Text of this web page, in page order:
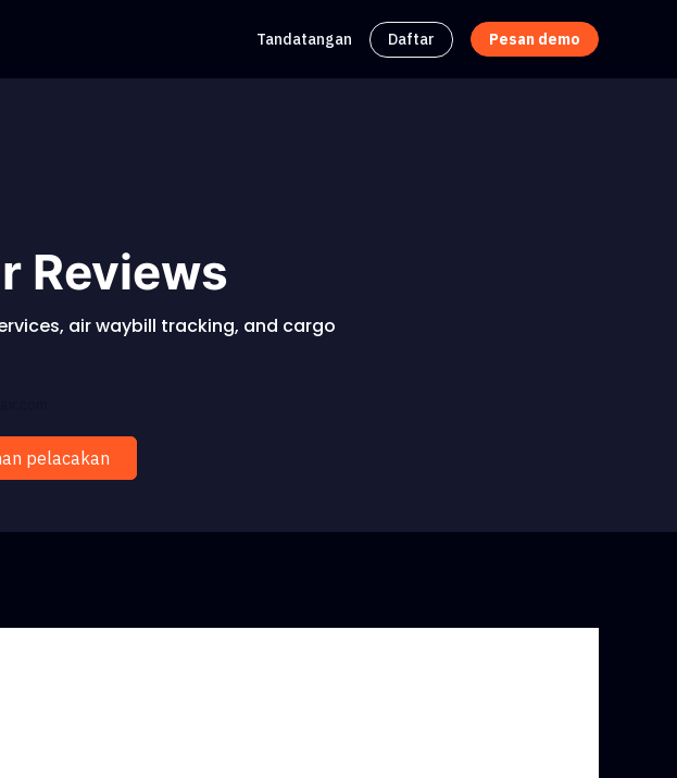
Tandatangan Daftar Pesan demo
Reviews
air waybill tracking, and cargo
pelacakan